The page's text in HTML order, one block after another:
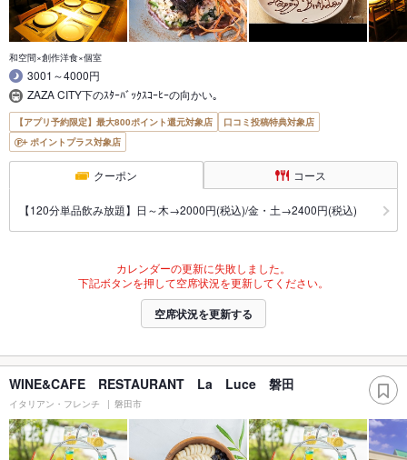
和空間×創作洋食×個室
3001～4000円
ZAZA CITY下のｽﾀｰﾊﾞｯｸｽｺｰﾋｰの向かい｡
【アプリ予約限定】最大800ポイント還元対象店
口コミ投稿特典対象店
ポイントプラス対象店
クーポン コース
【120分単品飲み放題】日～木→2000円(税込)/金・土→2400円(税込)
カレンダーの更新に失敗しました。
下記ボタンを押して空席状況を更新してください。
空席状況を更新する
WINE&CAFE RESTAURANT La Luce 磐田
イタリアン・フレンチ 磐田市